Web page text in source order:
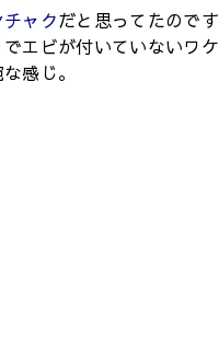
ャクだと思ってたのです
エビが付いていないワケ
感じ。